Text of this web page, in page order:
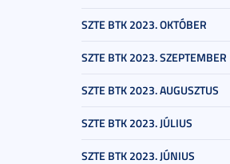
SZTE BTK 2023. OKTÓBER
SZTE BTK 2023. SZEPTEMBER
SZTE BTK 2023. AUGUSZTUS
SZTE BTK 2023. JÚLIUS
SZTE BTK 2023. JÚNIUS